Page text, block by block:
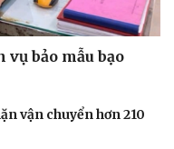
bảo mẫu bạo
vận chuyển hơn 210